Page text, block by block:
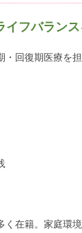
イフバラン
・回復期医療を
く在籍。家庭環